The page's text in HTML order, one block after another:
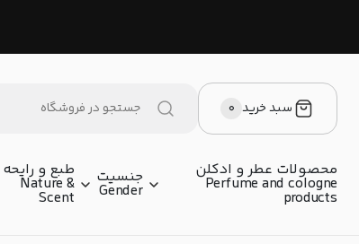
سبد خرید ۰
محصولات عطر و ادکلن
Perfume and cologne
products
جنسیت
Gender
طبع و رایحه
Nature &
Scent